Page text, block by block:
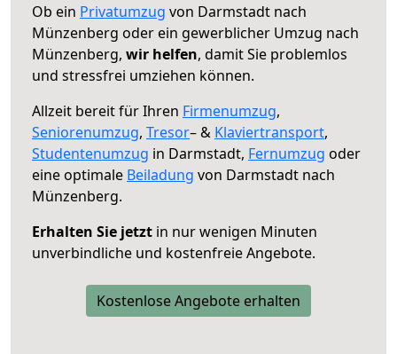
Ob ein Privatumzug von Darmstadt nach
Münzenberg oder ein gewerblicher Umzug nach
Münzenberg, wir helfen, damit Sie problemlos
und stressfrei umziehen können.
Allzeit bereit für Ihren Firmenumzug,
Seniorenumzug, Tresor– & Klaviertransport,
Studentenumzug in Darmstadt, Fernumzug oder
eine optimale Beiladung von Darmstadt nach
Münzenberg.
Erhalten Sie jetzt in nur wenigen Minuten
unverbindliche und kostenfreie Angebote.
Kostenlose Angebote erhalten